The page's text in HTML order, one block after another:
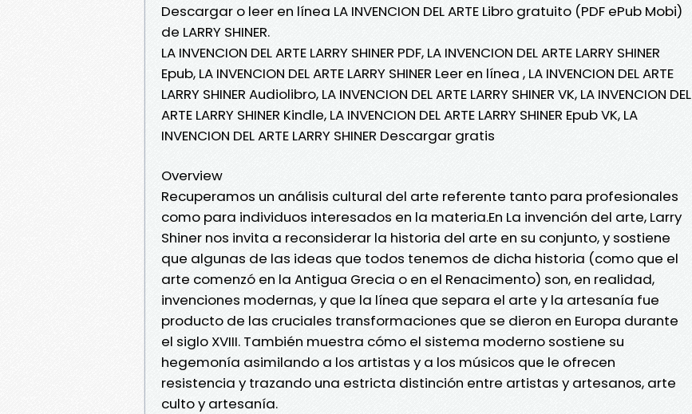
Descargar o leer en línea LA INVENCION DEL ARTE Libro gratuito (PDF ePub Mobi)
de LARRY SHINER.
LA INVENCION DEL ARTE LARRY SHINER PDF, LA INVENCION DEL ARTE LARRY SHINER
Epub, LA INVENCION DEL ARTE LARRY SHINER Leer en línea , LA INVENCION DEL ARTE
LARRY SHINER Audiolibro, LA INVENCION DEL ARTE LARRY SHINER VK, LA INVENCION DEL
ARTE LARRY SHINER Kindle, LA INVENCION DEL ARTE LARRY SHINER Epub VK, LA
INVENCION DEL ARTE LARRY SHINER Descargar gratis
Overview
Recuperamos un análisis cultural del arte referente tanto para profesionales
como para individuos interesados en la materia.En La invención del arte, Larry
Shiner nos invita a reconsiderar la historia del arte en su conjunto, y sostiene
que algunas de las ideas que todos tenemos de dicha historia (como que el
arte comenzó en la Antigua Grecia o en el Renacimento) son, en realidad,
invenciones modernas, y que la línea que separa el arte y la artesanía fue
producto de las cruciales transformaciones que se dieron en Europa durante
el siglo XVIII. También muestra cómo el sistema moderno sostiene su
hegemonía asimilando a los artistas y a los músicos que le ofrecen
resistencia y trazando una estricta distinción entre artistas y artesanos, arte
culto y artesanía.